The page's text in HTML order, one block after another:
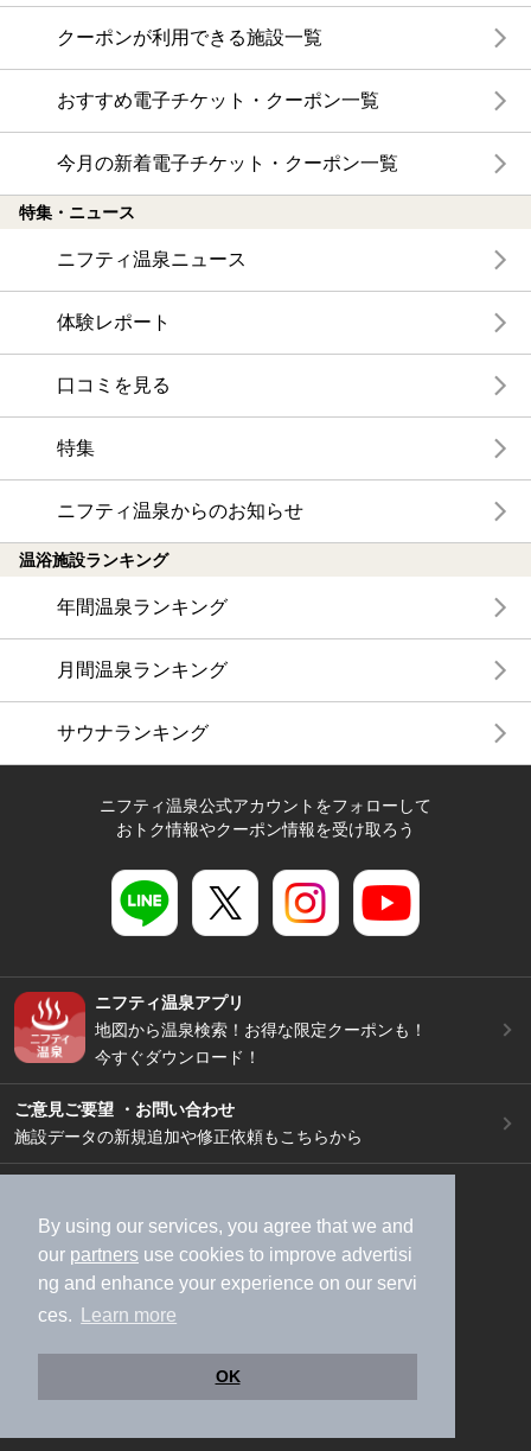
By using our services, you agree that we and
our partners use cookies to improve advertisi
ng and enhance your experience on our servi
ces.
Learn more
OK
クーポンが利用できる施設一覧
おすすめ電子チケット・クーポン一覧
今月の新着電子チケット・クーポン一覧
特集・ニュース
ニフティ温泉ニュース
体験レポート
口コミを見る
特集
ニフティ温泉からのお知らせ
温浴施設ランキング
年間温泉ランキング
月間温泉ランキング
サウナランキング
ニフティ温泉公式アカウントをフォローして
おトク情報やクーポン情報を受け取ろう
ニフティ温泉アプリ
地図から温泉検索！お得な限定クーポンも！
今すぐダウンロード！
ご意見ご要望 ・お問い合わせ
施設データの新規追加や修正依頼もこちらから
加盟店募集（資料請求）
広告出稿のご案内
利用規約
ライフスタイルMEMBERS+規約
特定商取引法に基づく表記
ヘルプ
採用情報
運営会社